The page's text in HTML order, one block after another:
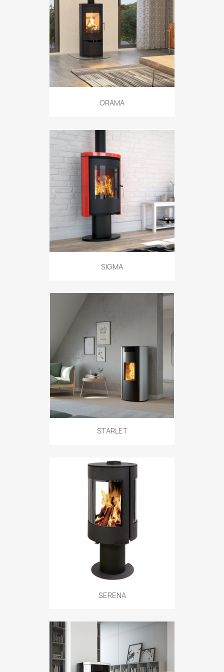
ORAMA
SIGMA
STARLET
SERENA